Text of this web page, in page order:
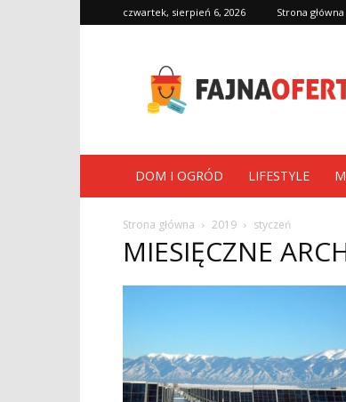
czwartek, sierpień 6, 2026 Strona główna
DOM I OGRÓD LIFESTYLE
Strona główna 2019 styczeń
MIESIĘCZNE